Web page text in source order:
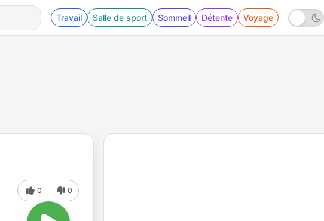
Travail Salle de sport Sommeil Détente Voyage
0 0